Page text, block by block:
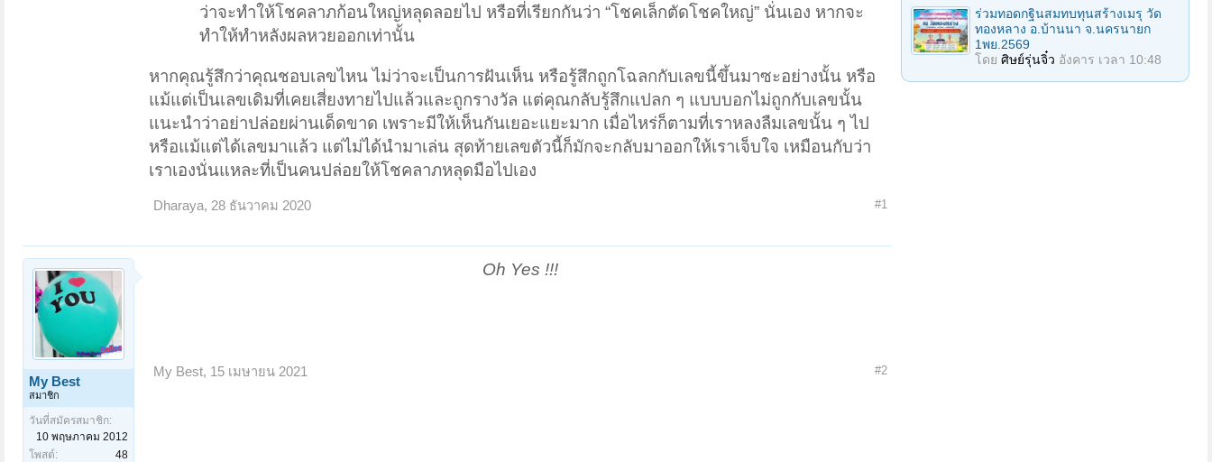
ว่าจะทำให้โชคลาภก้อนใหญ่หลุดลอยไป หรือที่เรียกกันว่า “โชคเล็กตัดโชคใหญ่” นั่นเอง หากจะ
ทำให้ทำหลังผลหวยออกเท่านั้น
หากคุณรู้สึกว่าคุณชอบเลขไหน ไม่ว่าจะเป็นการฝันเห็น หรือรู้สึกถูกโฉลกกับเลขนี้ขึ้นมาซะอย่างนั้น หรือ
แม้แต่เป็นเลขเดิมที่เคยเสี่ยงทายไปแล้วและถูกรางวัล แต่คุณกลับรู้สึกแปลก ๆ แบบบอกไม่ถูกกับเลขนั้น
แนะนำว่าอย่าปล่อยผ่านเด็ดขาด เพราะมีให้เห็นกันเยอะแยะมาก เมื่อไหร่ก็ตามที่เราหลงลืมเลขนั้น ๆ ไป
หรือแม้แต่ได้เลขมาแล้ว แต่ไม่ได้นำมาเล่น สุดท้ายเลขตัวนี้ก็มักจะกลับมาออกให้เราเจ็บใจ เหมือนกับว่า
เราเองนั่นแหละที่เป็นคนปล่อยให้โชคลาภหลุดมือไปเอง
Dharaya, 28 ธันวาคม 2020 #1
My Best
สมาชิก
วันที่สมัครสมาชิก:
10 พฤษภาคม 2012
โพสต์:
48
Oh Yes !!!
My Best, 15 เมษายน 2021 #2
ร่วมทอดกฐินสมทบทุนสร้างเมรุ วัด
ทองหลาง อ.บ้านนา จ.นครนายก
1พย.2569
โดย ศิษย์รุ่นจิ๋ว อังคาร เวลา 10:48